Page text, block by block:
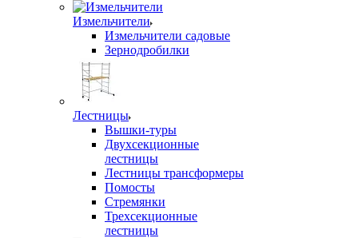
Измельчители
Измельчители садовые
Зернодробилки
Лестницы
Вышки-туры
Двухсекционные
лестницы
Лестницы трансформеры
Помосты
Стремянки
Трехсекционные
лестницы